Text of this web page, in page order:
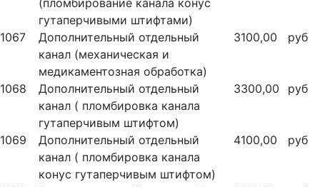
(пломбирование канала конус
гутаперчивыми штифтами)
1067
Дополнительный отдельный
канал (механическая и
медикаментозная обработка)
3100,00 руб
1068
Дополнительный отдельный
канал ( пломбировка канала
гутаперчивым штифтом)
3300,00 руб
1069
Дополнительный отдельный
канал ( пломбировка канала
конус гутаперчивым штифтом)
4100,00 руб